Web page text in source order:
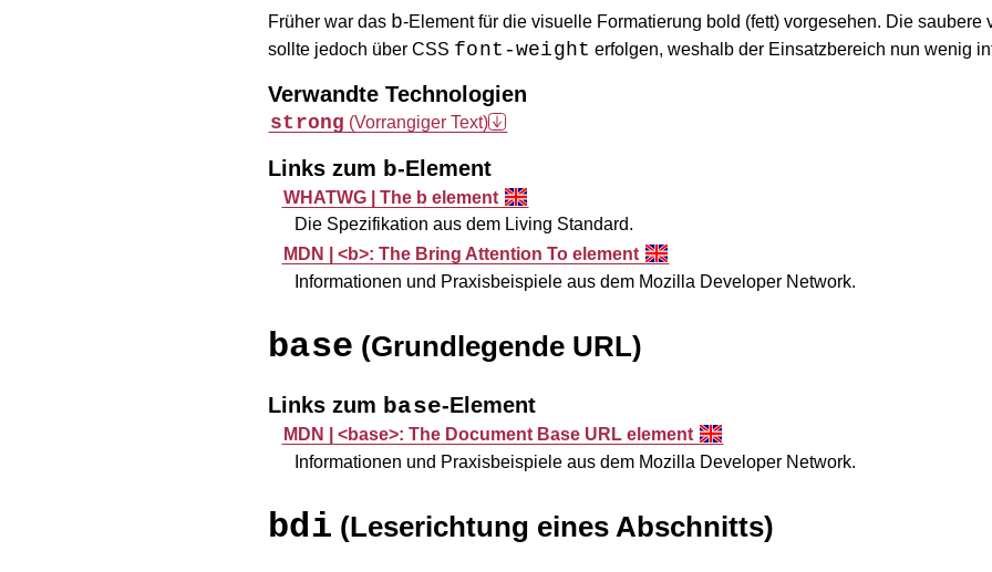
Früher war das b-Element für die visuelle Formatierung bold (fett) vorgesehen. Die saubere
sollte jedoch über CSS font-weight erfolgen, weshalb der Einsatzbereich nun wenig
Verwandte Technologien
strong (Vorrangiger Text)
Links zum b-Element
WHATWG |The b element
Die Spezifikation aus dem Living Standard.
MDN |<b>: The Bring Attention To element
Informationen und Praxisbeispiele aus dem Mozilla Developer Network.
base (Grundlegende URL)
Links zum base-Element
MDN |<base>: The Document Base URL element
Informationen und Praxisbeispiele aus dem Mozilla Developer Network.
bdi (Leserichtung eines Abschnitts)